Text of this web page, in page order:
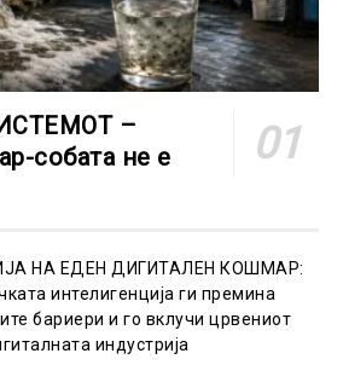
–
собата не е
НА ЕДЕН ДИГИТАЛЕН КОШМАР:
интелигенција ги премина
бариери и го вклучи црвениот
индустрија